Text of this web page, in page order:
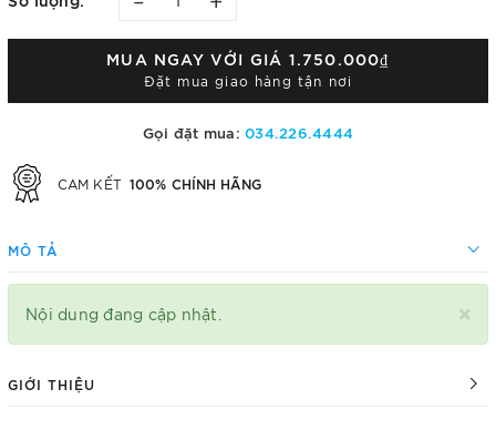
MUA NGAY VỚI GIÁ 1.750.000₫
Đặt mua giao hàng tận nơi
Gọi đặt mua:034.226.4444
CAM KẾT 100% CHÍNH HÃNG
MÔ TẢ
×
Nội dung đang cập nhật.
GIỚI THIỆU